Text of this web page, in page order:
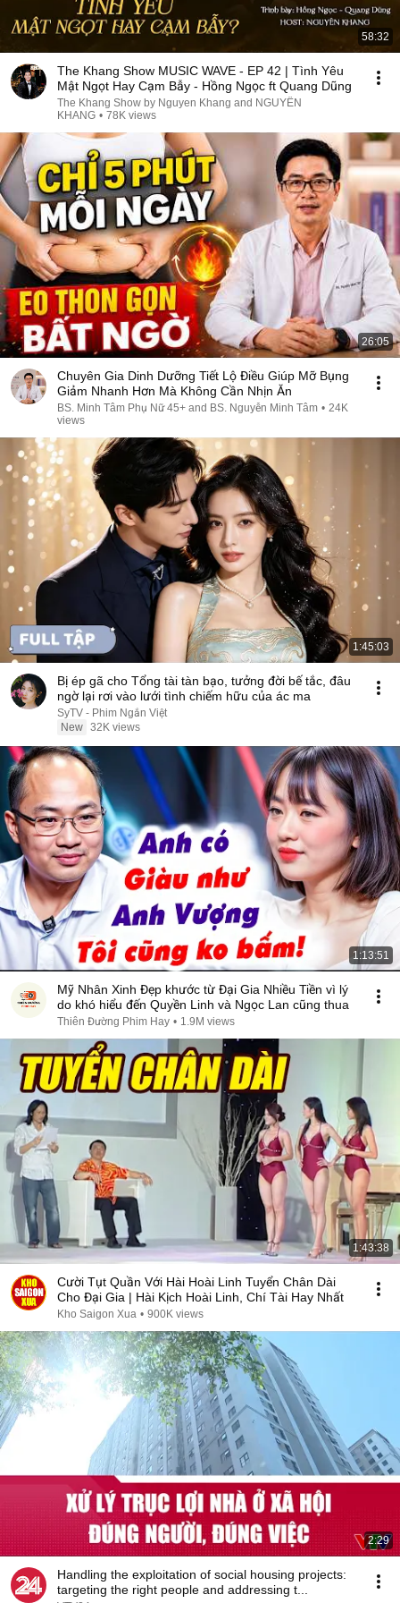
58:32
The Khang Show MUSIC WAVE - EP 42 | Tình Yêu
Mật Ngọt Hay Cạm Bẫy - Hồng Ngọc ft Quang Dũng
The Khang Show by Nguyen Khang and NGUYÊN
KHANG • 78K views
26:05
Chuyên Gia Dinh Dưỡng Tiết Lộ Điều Giúp Mỡ Bụng
Giảm Nhanh Hơn Mà Không Cần Nhịn Ăn
BS. Minh Tâm Phụ Nữ 45+ and BS. Nguyễn Minh Tâm • 24K
views
1:45:03
Bị ép gã cho Tổng tài tàn bạo, tưởng đời bế tắc, đâu
ngờ lại rơi vào lưới tình chiếm hữu của ác ma
SyTV - Phim Ngắn Việt
New 32K views
1:13:51
Mỹ Nhân Xinh Đẹp khước từ Đại Gia Nhiều Tiền vì lý
do khó hiểu đến Quyền Linh và Ngọc Lan cũng thua
Thiên Đường Phim Hay • 1.9M views
1:43:38
Cười Tụt Quần Với Hài Hoài Linh Tuyển Chân Dài
Cho Đại Gia | Hài Kịch Hoài Linh, Chí Tài Hay Nhất
Kho Saigon Xua • 900K views
2:29
Handling the exploitation of social housing projects:
targeting the right people and addressing t...